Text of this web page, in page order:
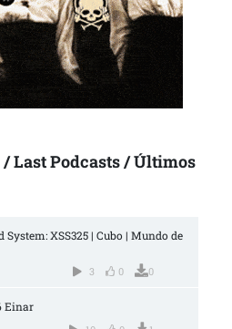
Last Podcasts / Últimos
XSS325 | Cubo | Mundo de
3 0 0
Einar